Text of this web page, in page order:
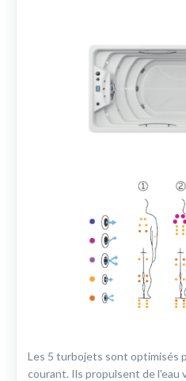
Les 5 turbojets sont optimisés
courant. Ils propulsent de l'eau